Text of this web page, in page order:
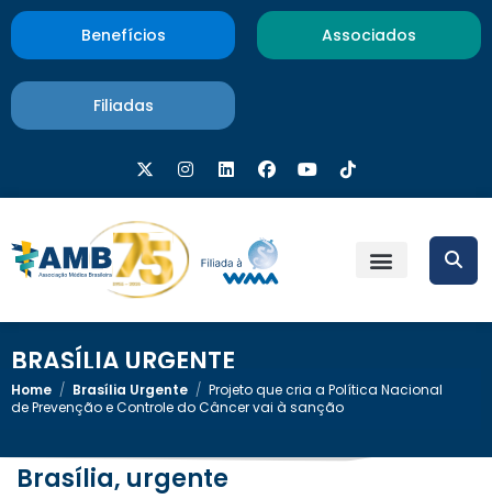
Benefícios Associados
Filiadas
BRASÍLIA URGENTE
Home / Brasília Urgente / Projeto que cria a Política Nacional
de Prevenção e Controle do Câncer vai à sanção
Brasília, urgente